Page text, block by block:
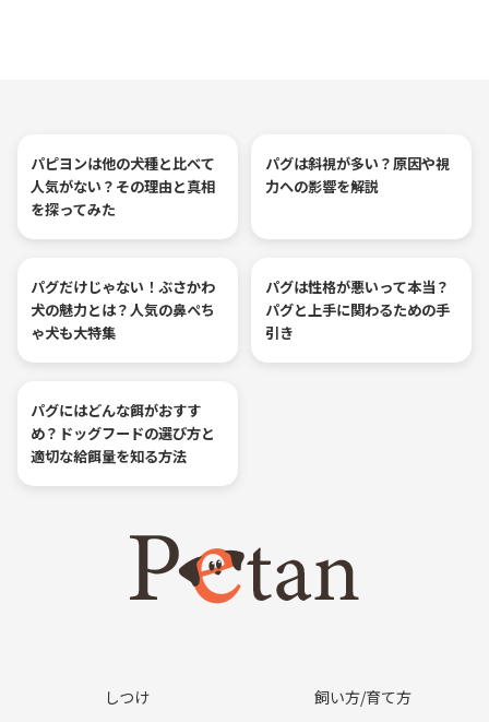
パピヨンは他の犬種と比べて
人気がない？その理由と真相
を探ってみた
パグは斜視が多い？原因や視
力への影響を解説
パグだけじゃない！ぶさかわ
犬の魅力とは？人気の鼻ぺち
ゃ犬も大特集
パグは性格が悪いって本当？
パグと上手に関わるための手
引き
パグにはどんな餌がおすす
め？ドッグフードの選び方と
適切な給餌量を知る方法
しつけ
飼い方/育て方